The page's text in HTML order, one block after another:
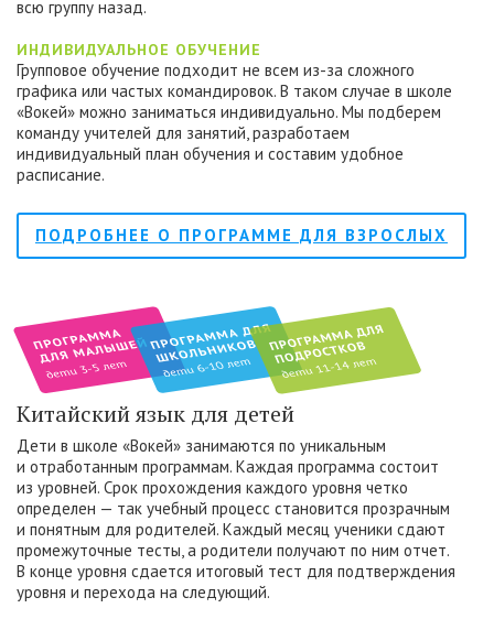
всю группу назад.
ИНДИВИДУАЛЬНОЕ ОБУЧЕНИЕ
Групповое обучение подходит не всем из-за сложного
графика или частых командировок. В таком случае в школе
«Вокей» можно заниматься индивидуально. Мы подберем
команду учителей для занятий, разработаем
индивидуальный план обучения и составим удобное
расписание.
ПОДРОБНЕЕ О ПРОГРАММЕ ДЛЯ ВЗРОСЛЫХ
Китайский язык для детей
Дети в школе «Вокей» занимаются по уникальным
и отработанным программам. Каждая программа состоит
из уровней. Срок прохождения каждого уровня четко
определен — так учебный процесс становится прозрачным
и понятным для родителей. Каждый месяц ученики сдают
промежуточные тесты, а родители получают по ним отчет.
В конце уровня сдается итоговый тест для подтверждения
уровня и перехода на следующий.